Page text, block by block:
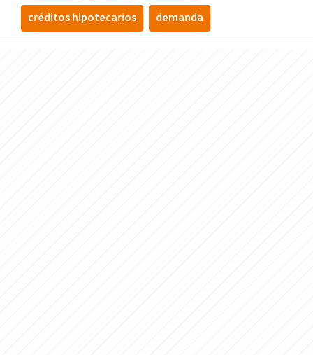
créditos hipotecarios demanda